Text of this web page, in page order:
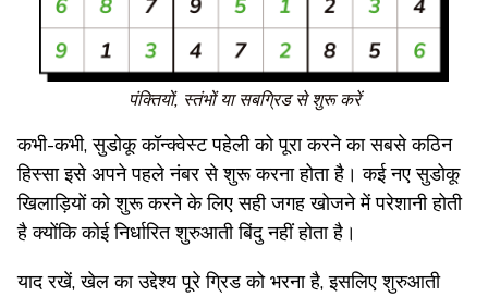
पंक्तियों, स्तंभों या सबग्रिड से शुरू करें
कभी-कभी, सुडोकू कॉन्क्वेस्ट पहेली को पूरा करने का सबसे कठिन
हिस्सा इसे अपने पहले नंबर से शुरू करना होता है। कई नए सुडोकू
खिलाड़ियों को शुरू करने के लिए सही जगह खोजने में परेशानी होती
है क्योंकि कोई निर्धारित शुरुआती बिंदु नहीं होता है।
याद रखें, खेल का उद्देश्य पूरे ग्रिड को भरना है, इसलिए शुरुआती